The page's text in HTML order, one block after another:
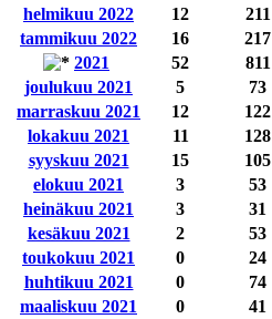
helmikuu 2022
12 211
tammikuu 2022
16 217
2021
52 811
joulukuu 2021
5 73
marraskuu 2021
12 122
lokakuu 2021
11 128
syyskuu 2021
15 105
elokuu 2021
3 53
heinäkuu 2021
3 31
kesäkuu 2021
2 53
toukokuu 2021
0 24
huhtikuu 2021
0 74
maaliskuu 2021
0 41